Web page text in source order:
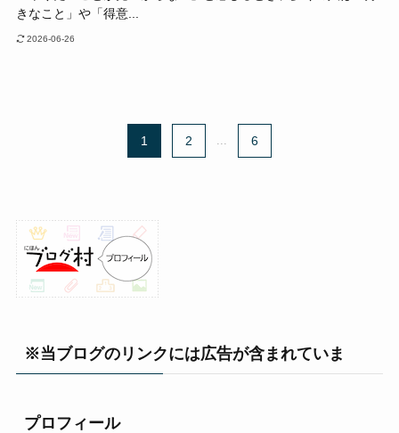
きなこと」や「得意...
2026-06-26
1 2 6
※当ブログのリンクには広告が含まれていま
プロフィール